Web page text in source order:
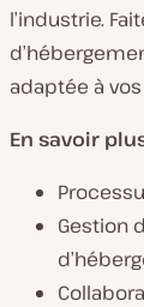
l’industrie.
adaptée à
En savoir
Gestion